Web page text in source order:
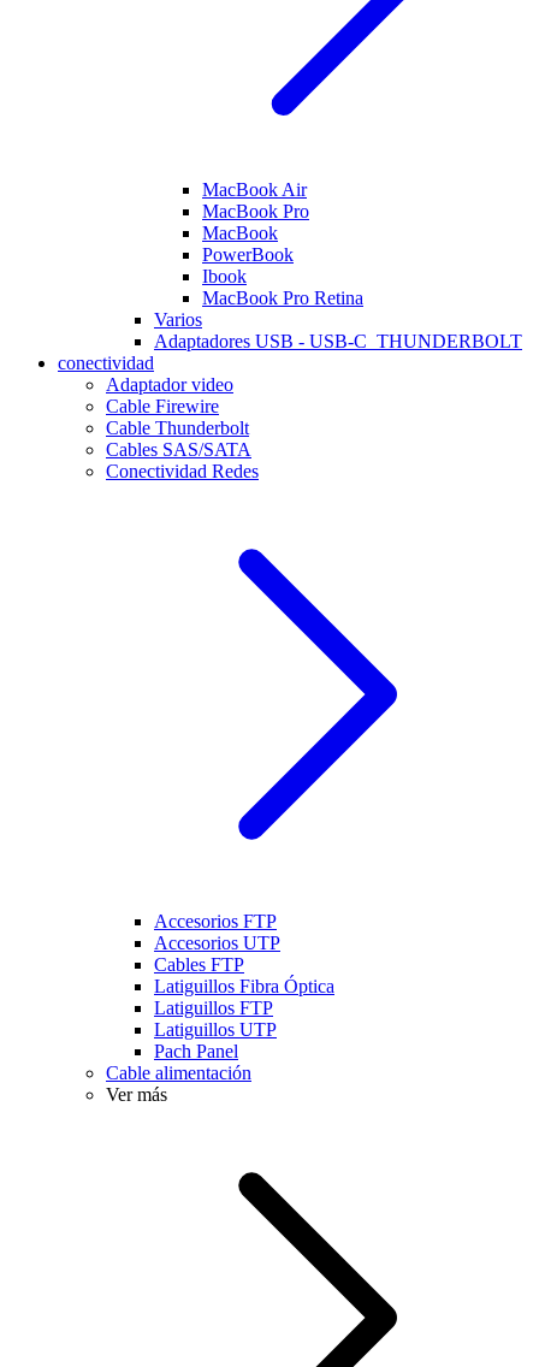
MacBook Air
MacBook Pro
MacBook
PowerBook
Ibook
MacBook Pro Retina
Varios
Adaptadores USB - USB-C_THUNDERBOLT
conectividad
Adaptador video
Cable Firewire
Cable Thunderbolt
Cables SAS/SATA
Conectividad Redes
Accesorios FTP
Accesorios UTP
Cables FTP
Latiguillos Fibra Óptica
Latiguillos FTP
Latiguillos UTP
Pach Panel
Cable alimentación
Ver más